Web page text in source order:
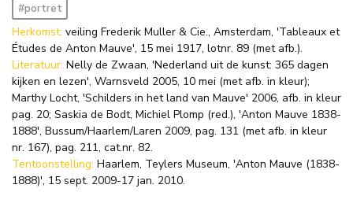
#portret
Herkomst: veiling Frederik Muller & Cie., Amsterdam, 'Tableaux et
Études de Anton Mauve', 15 mei 1917, lotnr. 89 (met afb.).
Literatuur: Nelly de Zwaan, 'Nederland uit de kunst: 365 dagen
kijken en lezen', Warnsveld 2005, 10 mei (met afb. in kleur);
Marthy Locht, 'Schilders in het land van Mauve' 2006, afb. in kleur
pag. 20; Saskia de Bodt, Michiel Plomp (red.), 'Anton Mauve 1838-
1888', Bussum/Haarlem/Laren 2009, pag. 131 (met afb. in kleur
nr. 167), pag. 211, cat.nr. 82.
Tentoonstelling: Haarlem, Teylers Museum, 'Anton Mauve (1838-
1888)', 15 sept. 2009-17 jan. 2010.